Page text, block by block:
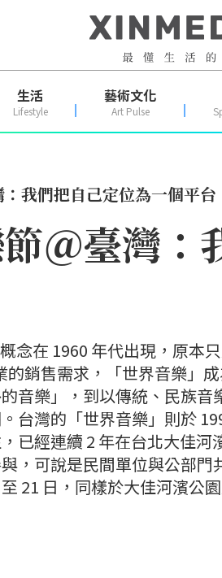
生活
Lifestyle
藝術文化
Art Pulse
我們把自己定位為一個平台
＠臺灣：
念在 1960 年代出現，原本
銷售需求，「世界音樂」
音樂」，到以傳統、民族音
台灣的「世界音樂」則於
已經連續 2 年在台北大佳河
，可說是民間單位與公部門
21 日，同樣於大佳河濱公